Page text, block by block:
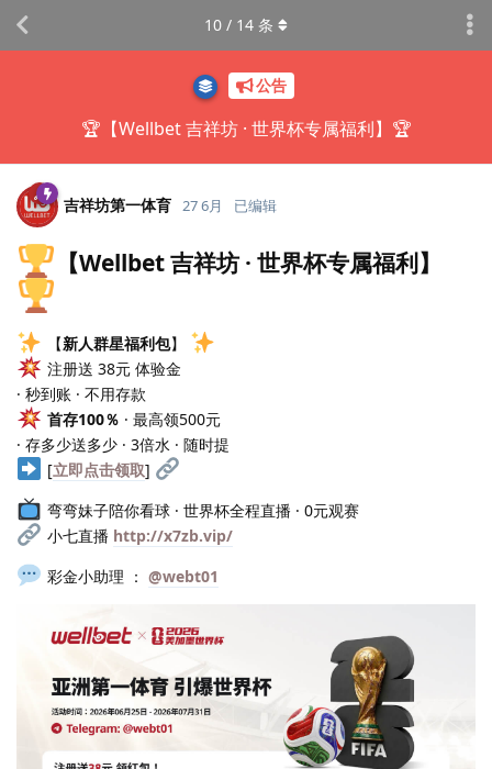
公告
🏆【Wellbet 吉祥坊 · 世界杯专属福利】🏆
10 / 14 条
吉祥坊第一体育 27 6月 已编辑
【Wellbet 吉祥坊 · 世界杯专属福利】
【新人群星福利包】
注册送 38元 体验金
· 秒到账 · 不用存款
首存100％ · 最高领500元
· 存多少送多少 · 3倍水 · 随时提
[立即点击领取]
弯弯妹子陪你看球 · 世界杯全程直播 · 0元观赛
小七直播 http://x7zb.vip/
彩金小助理 ： @webt01